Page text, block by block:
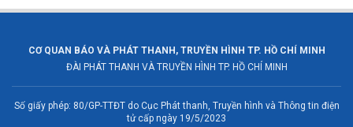
CƠ QUAN BÁO VÀ PHÁT THANH, TRUYỀN HÌNH TP. HỒ CHÍ MINH
ĐÀI PHÁT THANH VÀ TRUYỀN HÌNH TP. HỒ CHÍ MINH
Số giấy phép: 80/GP-TTĐT do Cục Phát thanh, Truyền hình và Thông tin điện
tử cấp ngày 19/5/2023